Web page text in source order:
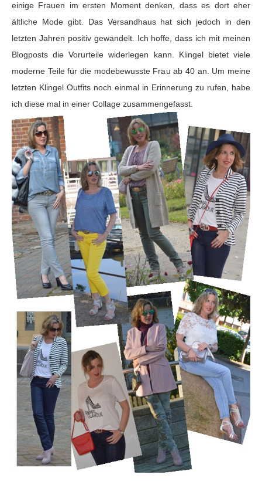
einige Frauen im ersten Moment denken, dass es dort eher
ältliche Mode gibt. Das Versandhaus hat sich jedoch in den
letzten Jahren positiv gewandelt. Ich hoffe, dass ich mit meinen
Blogposts die Vorurteile widerlegen kann. Klingel bietet viele
moderne Teile für die modebewusste Frau ab 40 an. Um meine
letzten Klingel Outfits noch einmal in Erinnerung zu rufen, habe
ich diese mal in einer Collage zusammengefasst.